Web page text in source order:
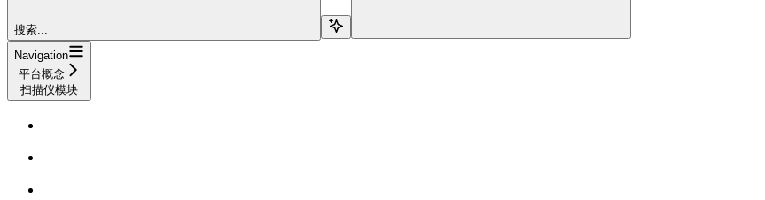
搜索...
Navigation
平台概念
扫描仪模块